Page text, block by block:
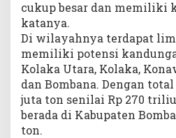
cukup besar dan memiliki
katanya.
Di wilayahnya terdapat
memiliki potensi
Kolaka Utara, Kolaka,
dan Bombana. Dengan total
juta ton senilai Rp 270
berada di Kabupaten
ton.